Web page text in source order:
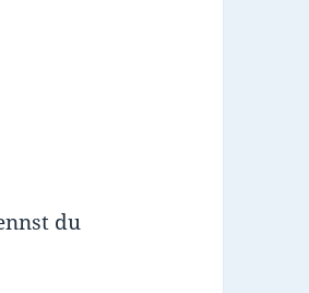
du